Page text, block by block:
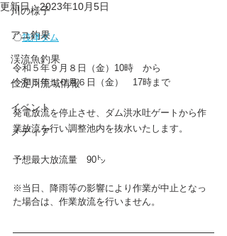
川の様子
アユ釣果
渓流魚釣果
仁淀川流域情報
イベント
メディア
更新日：2023年10月5日
〇筏津ダム
令和５年９月８日（金）10時　から
令和５年１０月６日（金）　17時まで
発電放流を停止させ、ダム洪水吐ゲートから作
業放流を行い調整池内を抜水いたします。
予想最大放流量　90㌧
※当日、降雨等の影響により作業が中止となっ
た場合は、作業放流を行いません。